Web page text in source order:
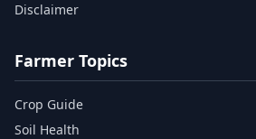
Disclaimer
Farmer Topics
Crop Guide
Soil Health